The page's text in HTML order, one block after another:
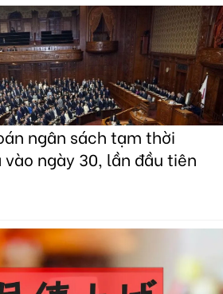
ngân sách tạm thời
ngày 30, lần đầu tiên